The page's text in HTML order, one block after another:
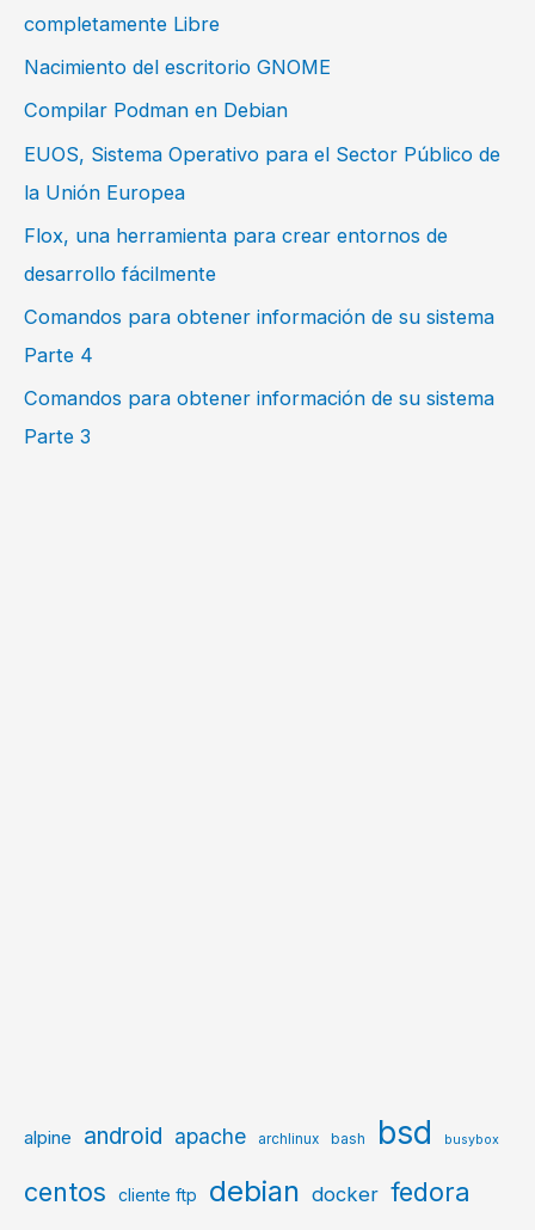
completamente Libre
Nacimiento del escritorio GNOME
Compilar Podman en Debian
EUOS, Sistema Operativo para el Sector Público de
la Unión Europea
Flox, una herramienta para crear entornos de
desarrollo fácilmente
Comandos para obtener información de su sistema
Parte 4
Comandos para obtener información de su sistema
Parte 3
alpine android apache archlinux bash bsd busybox
centos cliente ftp debian docker fedora